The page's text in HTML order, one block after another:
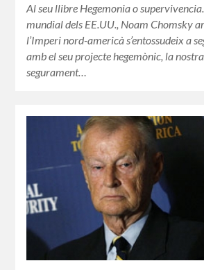
Al seu llibre Hegemonia o
mundial dels EE.UU., Noam Chomsky
l’Imperi nord-americà s’entossudeix a
amb el seu projecte hegemònic, la
segurament…